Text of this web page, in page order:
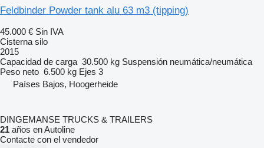
Feldbinder Powder tank alu 63 m3 (tipping)
45.000 € Sin IVA
Cisterna silo
2015
Capacidad de carga 30.500 kg Suspensión neumática/neumática
Peso neto 6.500 kg Ejes 3
Países Bajos, Hoogerheide
DINGEMANSE TRUCKS & TRAILERS
21 años en Autoline
Contacte con el vendedor